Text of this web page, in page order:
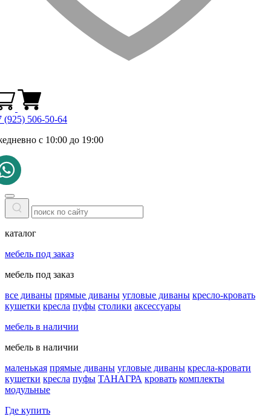
(925) 506-50-64
с 10:00 до 19:00
каталог
мебель под заказ
мебель под заказ
все диваны прямые диваны угловые диваны кресло-кровать
кушетки кресла пуфы столики аксессуары
мебель в наличии
мебель в наличии
маленькая прямые диваны угловые диваны кресла-кровати
кушетки кресла пуфы ТАНАГРА кровать комплекты
модульные
Где купить